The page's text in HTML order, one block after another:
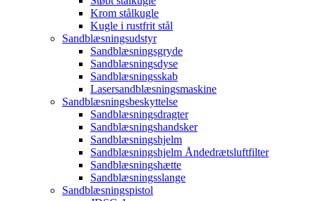
Krom stålkugle
Kugle i rustfrit stål
Sandblæsningsudstyr
Sandblæsningsgryde
Sandblæsningsdyse
Sandblæsningsskab
Lasersandblæsningsmaskine
Sandblæsningsbeskyttelse
Sandblæsningsdragter
Sandblæsningshandsker
Sandblæsningshjelm
Sandblæsningshjelm Åndedrætsluftfilter
Sandblæsningshætte
Sandblæsningsslange
Sandblæsningspistol